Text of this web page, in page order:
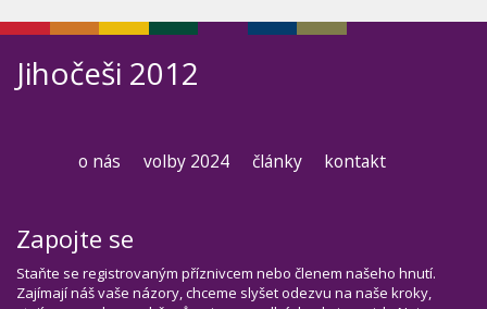
Jihočeši 2012
o nás volby 2024 články kontakt
Zapojte se
Staňte se registrovaným příznivcem nebo členem našeho hnutí.
Zajímají náš vaše názory, chceme slyšet odezvu na naše kroky,